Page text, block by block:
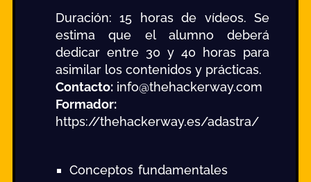
Duración: 15 horas de vídeos. Se
estima que el alumno deberá
dedicar entre 30 y 40 horas para
asimilar los contenidos y prácticas.
Contacto: info@thehackerway.com
Formador:
https://thehackerway.es/adastra/
Conceptos fundamentales